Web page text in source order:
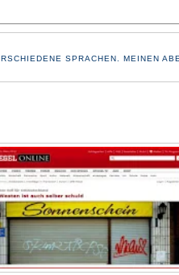
SPRACHEN. MEINEN